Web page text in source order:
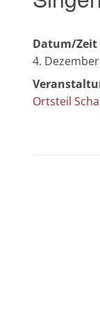
Datum/Zeit
4.
Ortsteil